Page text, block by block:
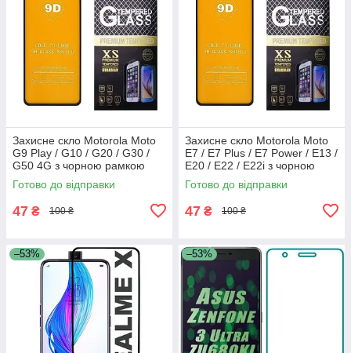
Захисне скло Motorola Moto
G9 Play / G10 / G20 / G30 /
G50 4G з чорною рамкою
Готово до відправки
47 ₴ 100 ₴
Захисне скло Motorola Moto
E7 / E7 Plus / E7 Power / E13 /
E20 / E22 / E22i з чорною
рамкою
Готово до відправки
47 ₴ 100 ₴
–53% –53%